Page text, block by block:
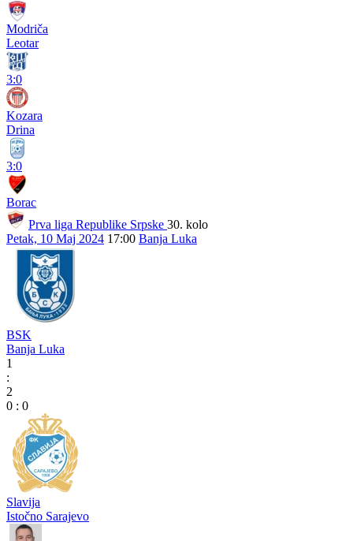
Modriča
Leotar
3:0
Kozara
Drina
3:0
Borac
Prva liga Republike Srpske 30. kolo
Petak, 10 Maj 2024 17:00 Banja Luka
BSK
Banja Luka
1
:
2
0 : 0
Slavija
Istočno Sarajevo